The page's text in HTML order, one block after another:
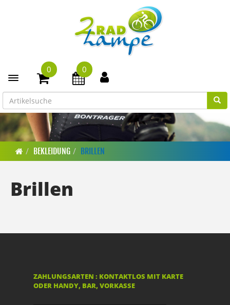
Toggle navigation
0 0
BEKLEIDUNG BRILLEN
Brillen
ZAHLUNGSARTEN : KONTAKTLOS MIT KARTE
ODER HANDY, BAR, VORKASSE